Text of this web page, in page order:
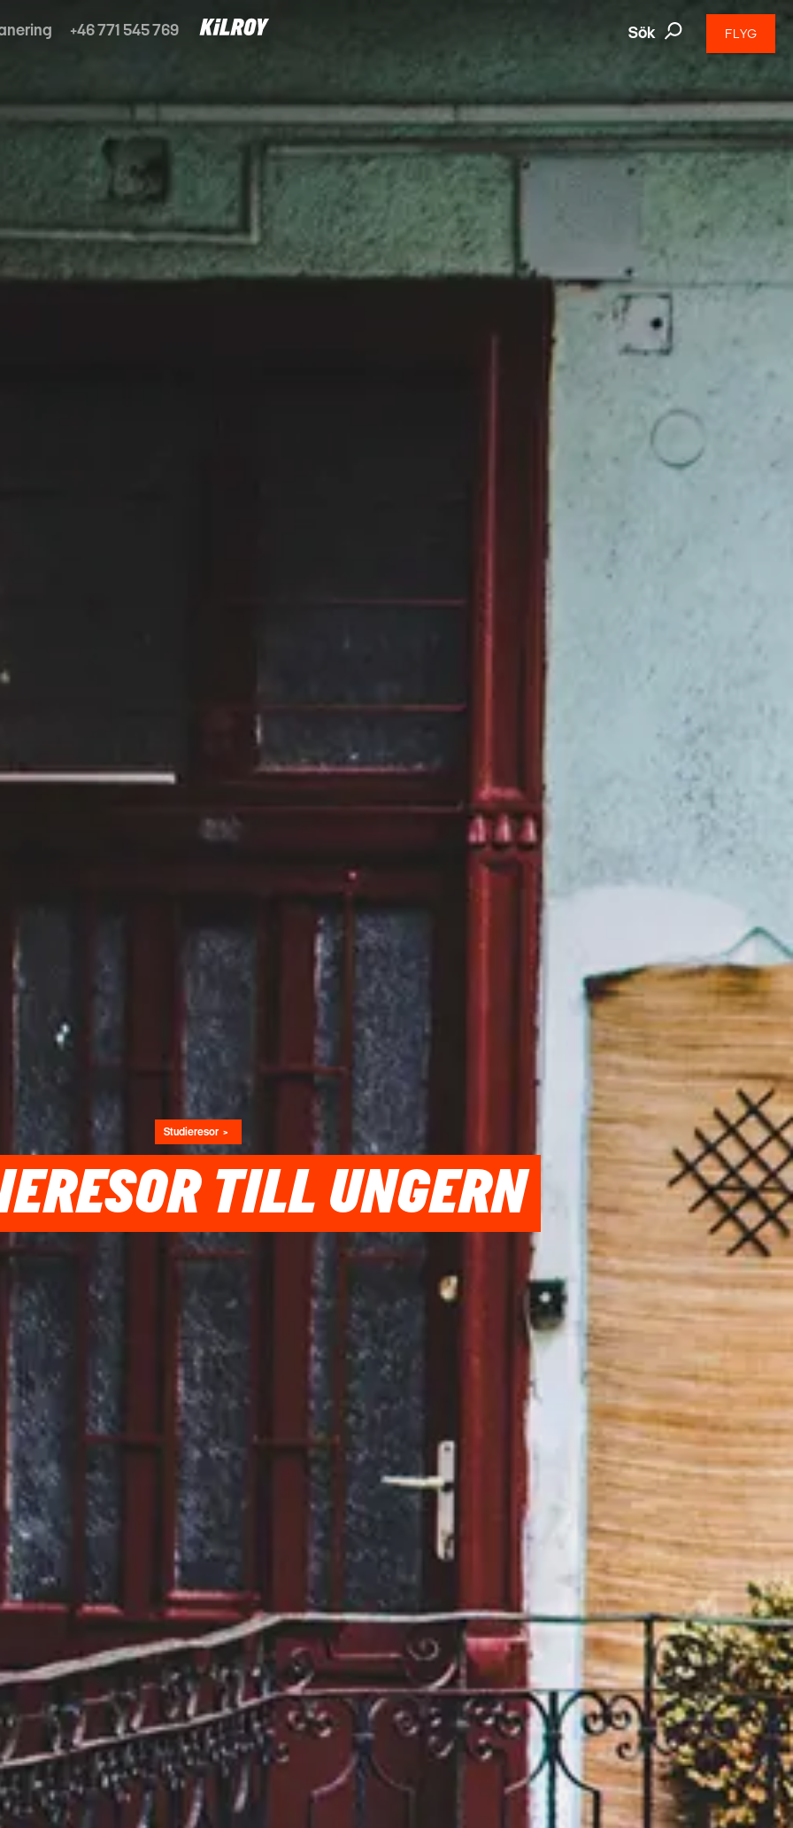
+46 771 545 769 Sök FLYG
Studieresor
TILL UNGERN